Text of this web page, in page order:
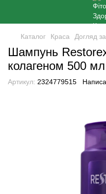
Каталог Краса Догляд
Шампунь
колагеном 500 мл
Артикул: 2324779515